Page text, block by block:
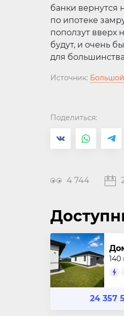
банки вернутся
по ипотеке
поползут вверх
будут, и очень
для
Источник:
Поделиться:
4 744
140
24 357